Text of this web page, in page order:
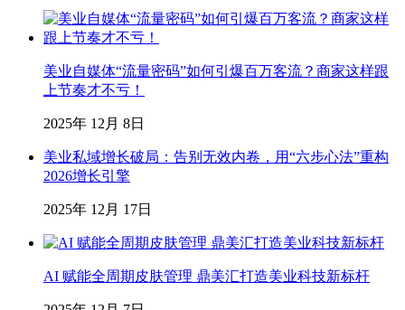
美业自媒体“流量密码”如何引爆百万客流？商家这样跟
上节奏才不亏！
2025年 12月 8日
美业私域增长破局：告别无效内卷，用“六步心法”重构
2026增长引擎
2025年 12月 17日
AI 赋能全周期皮肤管理 鼎美汇打造美业科技新标杆